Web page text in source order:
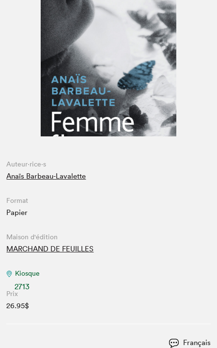
Espace médias
Auteur·rice·s
Anaïs Barbeau-Lavalette
Format
Papier
Maison d'édition
MARCHAND DE FEUILLES
Kiosque
2713
Prix
26.95$
Français